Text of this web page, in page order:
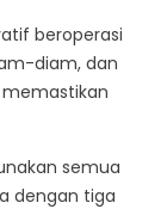
beroperasi
diam, dan
semua
dengan tiga